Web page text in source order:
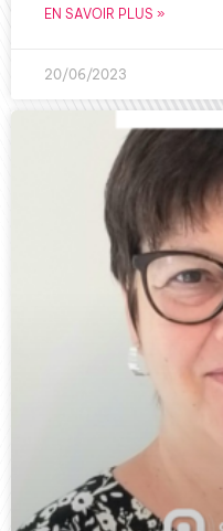
EN SAVOIR PLUS »
20/06/2023